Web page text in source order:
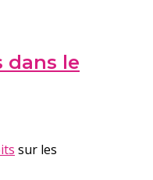
dans le
sur les